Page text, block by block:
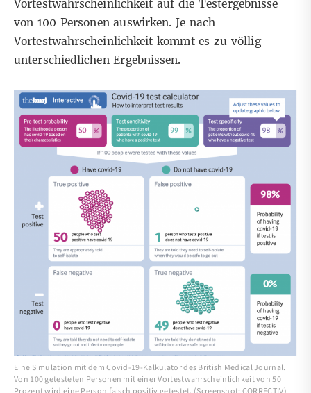
Vortestwahrscheinlichkeit auf die Testergebnisse
von 100 Personen auswirken. Je nach
Vortestwahrscheinlichkeit kommt es zu völlig
unterschiedlichen Ergebnissen.
Eine Simulation mit dem Covid-19-Kalkulator des British Medical Journal.
Von 100 getesteten Personen mit einer Vortestwahrscheinlichkeit von 50